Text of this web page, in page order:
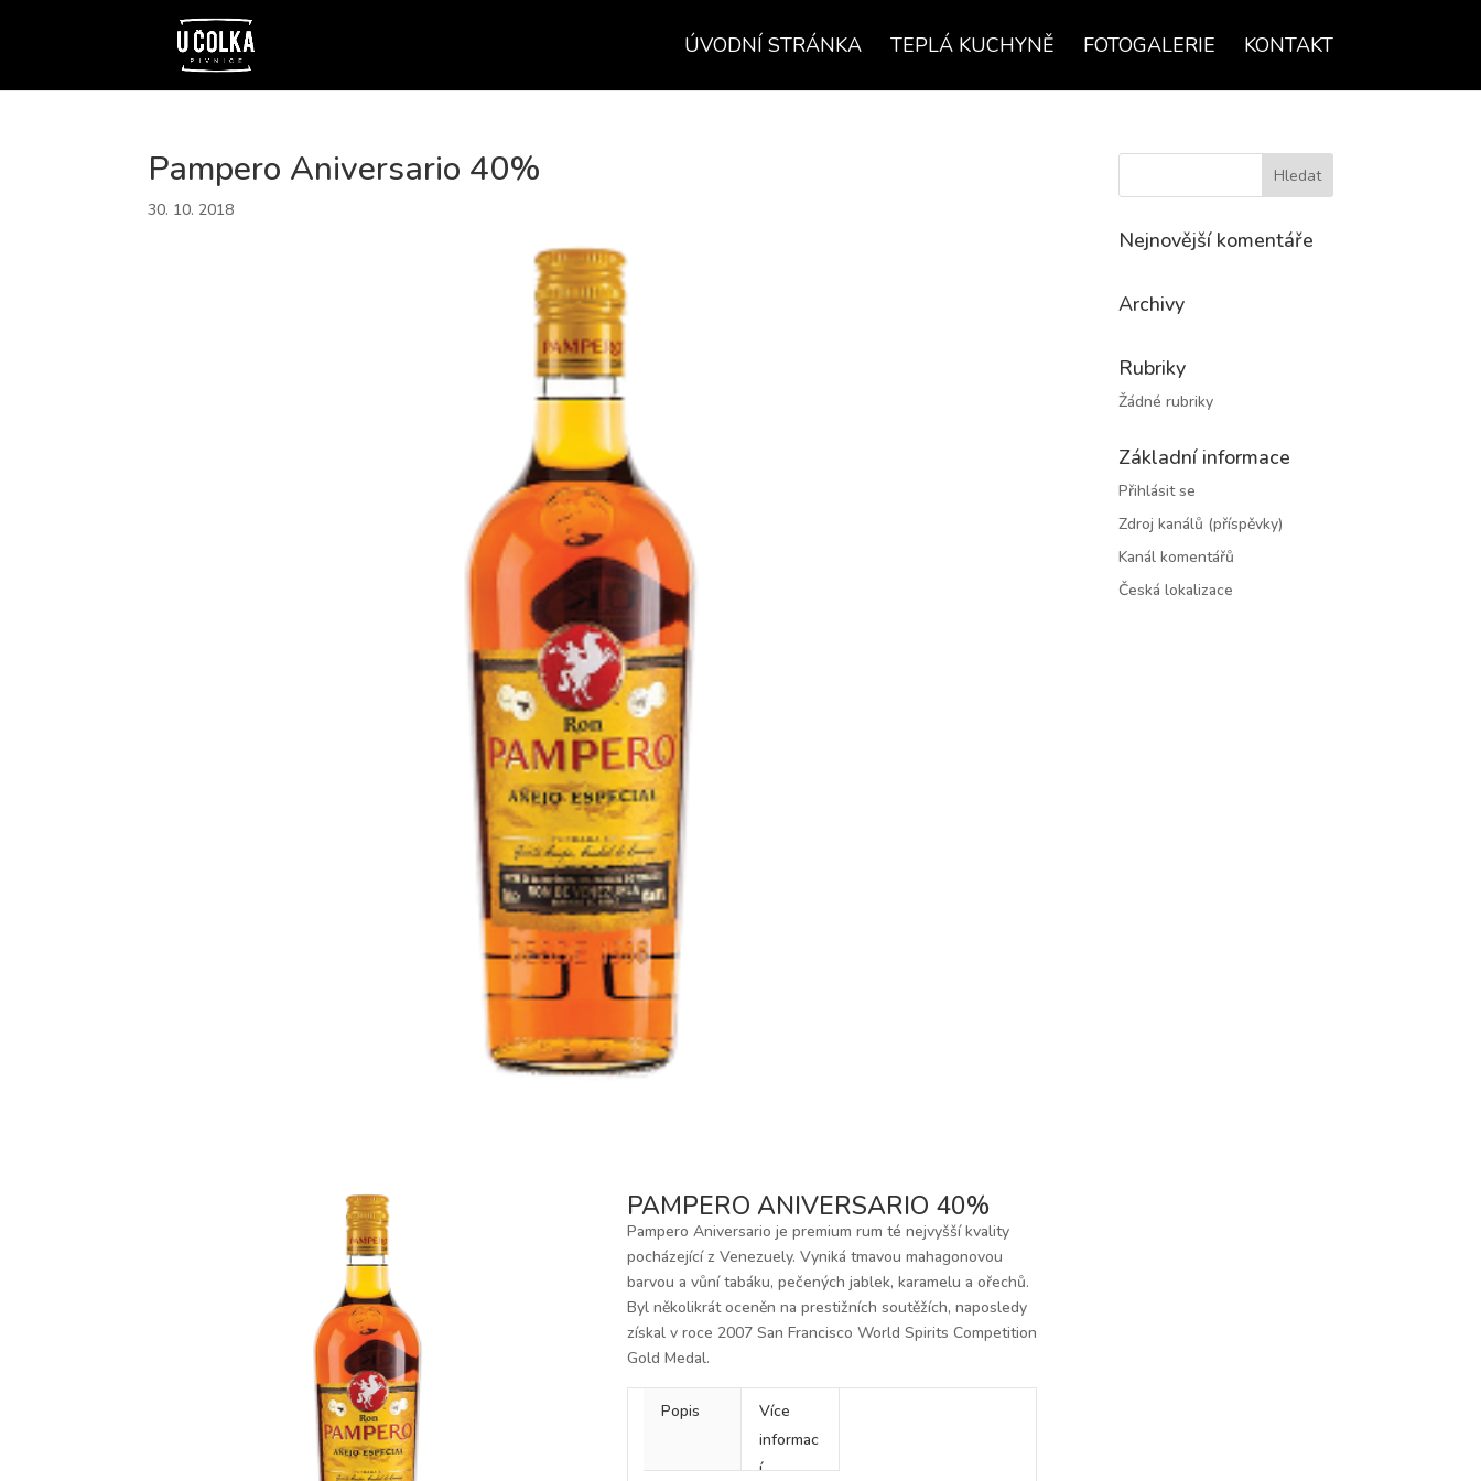
ÚVODNÍ STRÁNKA TEPLÁ KUCHYNĚ FOTOGALERIE KONTAKT
Pampero Aniversario 40%
30. 10. 2018
PAMPERO ANIVERSARIO 40%
Pampero Aniversario je premium rum té nejvyšší kvality
pocházející z Venezuely. Vyniká tmavou mahagonovou
barvou a vůní tabáku, pečených jablek, karamelu a ořechů.
Byl několikrát oceněn na prestižních soutěžích, naposledy
získal v roce 2007 San Francisco World Spirits Competition
Gold Medal.
Popis
Více
informac
í
Nejnovější komentáře
Archivy
Rubriky
Žádné rubriky
Základní informace
Přihlásit se
Zdroj kanálů (příspěvky)
Kanál komentářů
Česká lokalizace